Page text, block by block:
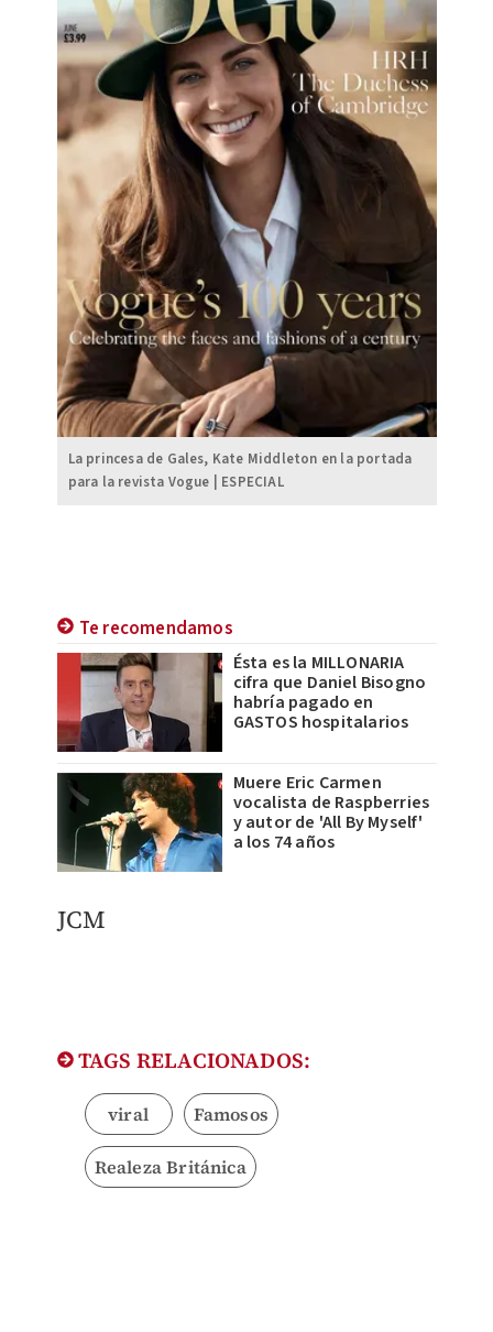
La princesa de Gales, Kate Middleton en la portada
para la revista Vogue | ESPECIAL
Te recomendamos
Ésta es la MILLONARIA
cifra que Daniel Bisogno
habría pagado en
GASTOS hospitalarios
Muere Eric Carmen
vocalista de Raspberries
y autor de 'All By Myself'
a los 74 años
JCM
TAGS RELACIONADOS:
viral Famosos
Realeza Británica